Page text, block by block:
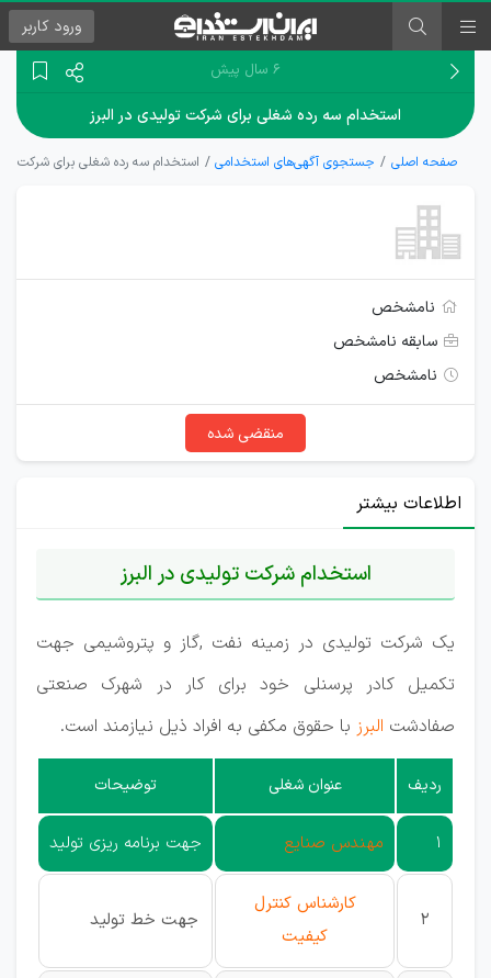
ورود کاربر
۶ سال پیش
استخدام سه رده شغلی برای شرکت تولیدی در البرز
صفحه اصلی جستجوی آگهی‌های استخدامی استخدام سه رده شغلی برای شرکت
نامشخص
سابقه نامشخص
نامشخص
منقضی شده
اطلاعات بیشتر
استخدام شرکت تولیدی در البرز
یک شرکت تولیدی در زمینه نفت ,گاز و پتروشیمی جهت
تکمیل کادر پرسنلی خود برای کار در شهرک صنعتی
صفادشت البرز با حقوق مکفی به افراد ذیل نیازمند است.
ردیف عنوان شغلی توضیحات
1 مهندس صنایع جهت برنامه ریزی تولید
2
کارشناس کنترل
کیفیت
جهت خط تولید